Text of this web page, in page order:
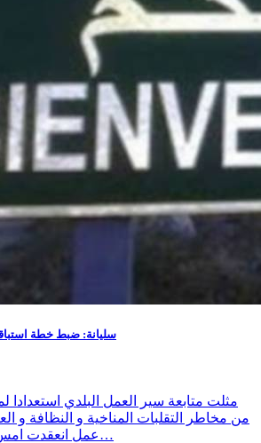
سليانة: ضبط خطة
مثلت متابعة سير العمل البلدي استعدادا
من مخاطر التقلبات المناخية و النظافة و
عمل انعقدت امس بولاية سليانة باشراف…